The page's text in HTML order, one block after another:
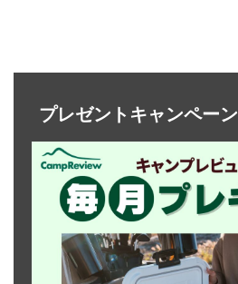
プレゼントキャンペーン